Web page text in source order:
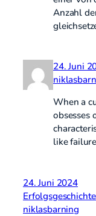
Anzahl
24. Juni
When a
obsesses
like
24. Juni 2024
niklasbarning